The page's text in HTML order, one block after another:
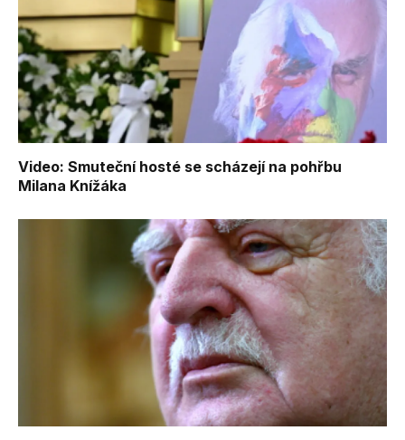
Video: Smuteční hosté se scházejí na pohřbu
Milana Knížáka